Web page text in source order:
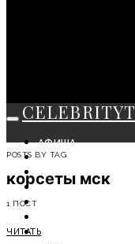
АФИША
СОБЫТИЯ
КРАСОТА
МОДА
СОВЕТЫ
POSTS BY TAG
корсеты мск
1 ПОСТ
ЧИТАТЬ